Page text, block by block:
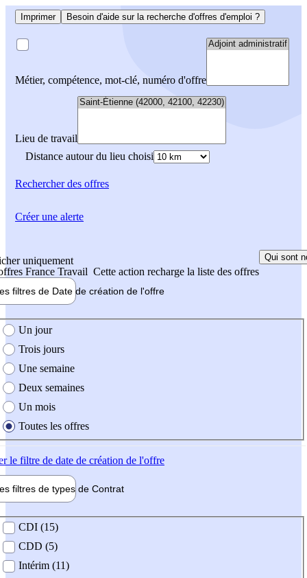
Imprimer Besoin d'aide sur la recherche d'offres d'emploi ?
Métier, compétence, mot-clé, numéro d'offre
Lieu de travail
Distance autour du lieu choisi
Rechercherdes offres
uniquement
France Travail Cette action recharge la liste des offres
Qui sont
filtres de Date de création de l'offre
création de l'offre
Un jour
Trois jours
Une semaine
Deux semaines
Un mois
Toutes les offres
le filtre de date de création de l'offre
filtres de types de Contrat
contrat
CDI (15)
CDD (5)
Intérim (11)
Créer une alerte